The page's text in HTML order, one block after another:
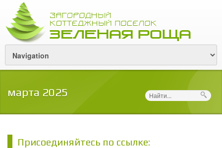
марта 2025 Поиск
Присоединяйтесь по ссылке: